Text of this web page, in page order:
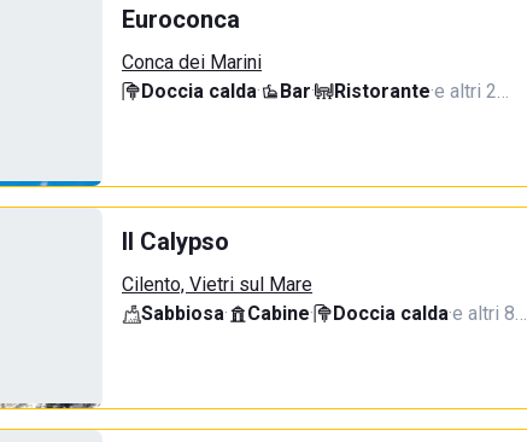
Euroconca
Conca dei Marini
Doccia calda· Bar· Ristorante·e altri 2…
Il Calypso
Cilento, Vietri sul Mare
Sabbiosa· Cabine· Doccia calda·e altri 8…